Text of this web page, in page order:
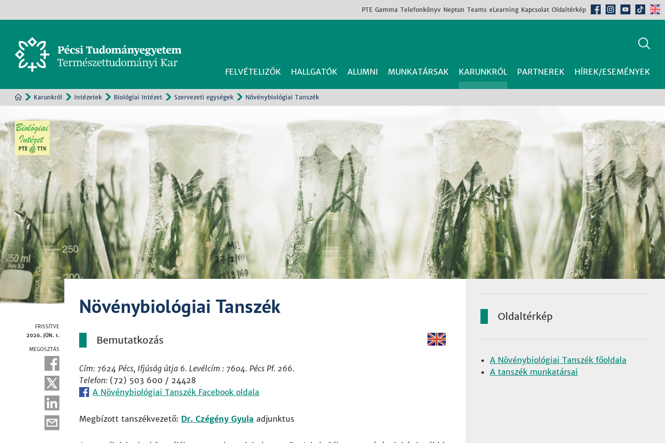
PTE Gamma Telefonkönyv Neptun Teams eLearning Kapcsolat Oldaltérkép
FELVÉTELIZŐK HALLGATÓK ALUMNI MUNKATÁRSAK KARUNKRÓL PARTNEREK HÍREK/ESEMÉNYEK
Karunkról Intézetek Biológiai Intézet Szervezeti egységek Növénybiológiai Tanszék
FRISSÍTVE
2026. JÚN. 1.
MEGOSZTÁS
Növénybiológiai Tanszék
Bemutatkozás
Cím: 7624 Pécs, Ifjúság útja 6. Levélcím : 7604. Pécs Pf. 266.
Telefon: (72) 503 600 / 24428
A Növénybiológiai Tanszék Facebook oldala
Megbízott tanszékvezető: Dr. Czégény Gyula adjunktus
Oldaltérkép
A Növénybiológiai Tanszék főoldala
A tanszék munkatársai